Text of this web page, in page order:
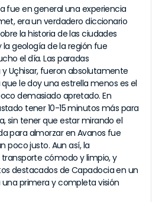
fue en general una experiencia
era un verdadero diccionario
la historia de las ciudades
la geología de la región fue
el día. Las paradas
Uçhisar, fueron absolutamente
le doy una estrella menos es el
demasiado apretado. En
tener 10-15 minutos más para
sin tener que estar mirando el
para almorzar en Avanos fue
poco justo. Aun así, la
cómodo y limpio, y
destacados de Capadocia en un
una primera y completa visión